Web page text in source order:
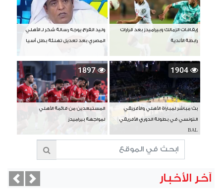
إيقافات الزمالك وبيراميدز بعد قرارات
رابطة الأندية
وليد الفراج يوجه رسالة شكر لـ الأهلي
المصري بعد تعديل تهنئة بطل آسيا
1904
بث مباشر لمباراة الأهلي والأفريقي
التونسي في بطولة الدوري الأفريقي
BAL
1897
المستبعدين من قائمة الأهلي
لمواجهة بيراميدز
آخر الأخبار Next